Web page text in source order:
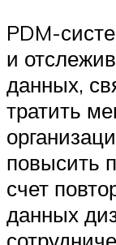
PDM-
и
данных,
тратить
повысить
счет
данных